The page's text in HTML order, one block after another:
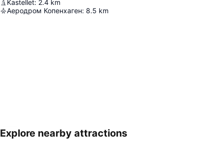
Kastellet: 2.4 km
Аеродром Копенхаген: 8.5 km
Explore nearby attractions